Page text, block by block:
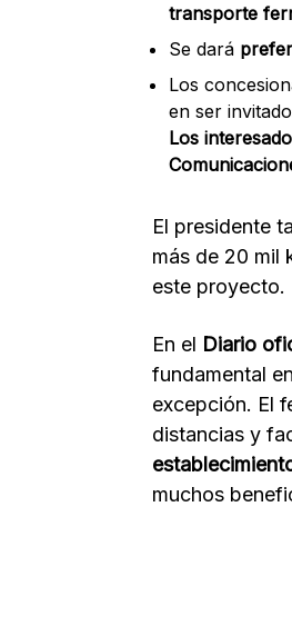
transporte
Se dará
Los
en ser
Los
El presidente
más de 20 mil
este proyecto.
En el Diario
fundamental
excepción. El
distancias y
muchos